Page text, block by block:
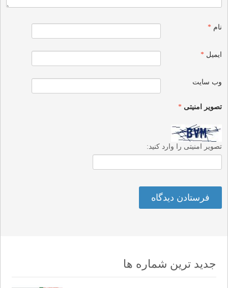
نام*
ایمیل*
وب‌ سایت
تصویر امنیتی*
تصویر امنیتی را وارد کنید:
جدید ترین شماره ها